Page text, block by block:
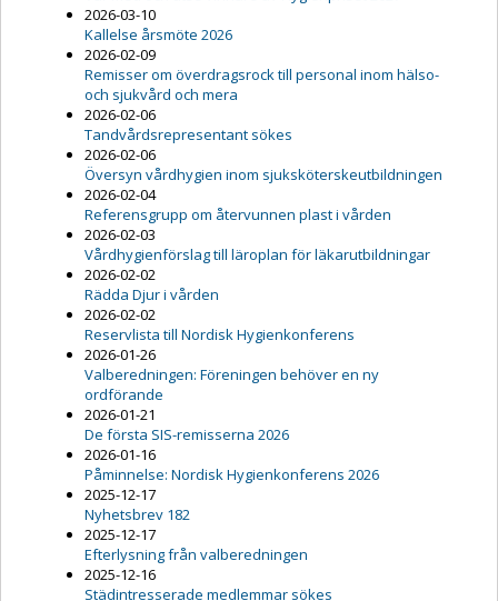
2026-03-10
Kallelse årsmöte 2026
2026-02-09
Remisser om överdragsrock till personal inom hälso-
och sjukvård och mera
2026-02-06
Tandvårdsrepresentant sökes
2026-02-06
Översyn vårdhygien inom sjuksköterskeutbildningen
2026-02-04
Referensgrupp om återvunnen plast i vården
2026-02-03
Vårdhygienförslag till läroplan för läkarutbildningar
2026-02-02
Rädda Djur i vården
2026-02-02
Reservlista till Nordisk Hygienkonferens
2026-01-26
Valberedningen: Föreningen behöver en ny
ordförande
2026-01-21
De första SIS-remisserna 2026
2026-01-16
Påminnelse: Nordisk Hygienkonferens 2026
2025-12-17
Nyhetsbrev 182
2025-12-17
Efterlysning från valberedningen
2025-12-16
Städintresserade medlemmar sökes